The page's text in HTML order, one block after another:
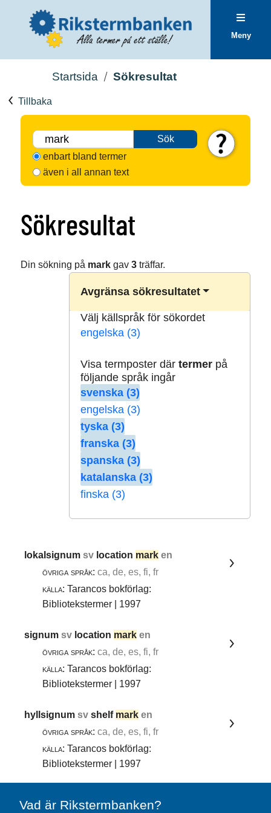
Meny
Startsida Sökresultat
Tillbaka
Sök
enbart bland termer
även i all annan text
Sökresultat
Din sökning på markgav 3träffar.
Avgränsa sökresultatet
Välj källspråk för sökordet
engelska (3)
Visa termposter där termerpå
följande språk ingår
svenska (3)
engelska (3)
tyska (3)
franska (3)
spanska (3)
katalanska (3)
finska (3)
lokalsignumsv location mark en
övriga språk: ca, de, es, fi, fr
källa: Tarancos bokförlag:
Bibliotekstermer | 1997
signumsv location mark en
övriga språk: ca, de, es, fi, fr
källa: Tarancos bokförlag:
Bibliotekstermer | 1997
hyllsignumsvshelf mark en
övriga språk: ca, de, es, fi, fr
källa: Tarancos bokförlag:
Bibliotekstermer | 1997
Vad är Rikstermbanken?